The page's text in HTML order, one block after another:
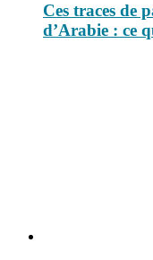
Ces traces de
d’Arabie : ce